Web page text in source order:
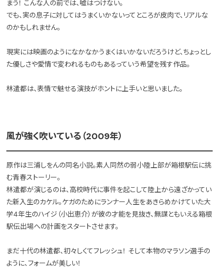
まう！ こんな人の前では、嘘はつけない。
でも、実の息子に対してはうまくいかないってところが皮肉で、リアルな
のかもしれません。
現実には映画のようになかなかうまくはいかないだろうけど、ちょっとし
た優しさや愛情で変われるものもあるっていう希望を残す作品。
林遣都は、表情で魅せる演技がホントに上手いと思いました。
風が強く吹いている（2009年）
原作は三浦しをんの同名小説。素人同然の弱小陸上部が箱根駅伝に挑
む青春ストーリー。
林遣都が演じるのは、高校時代に事件を起こして陸上から遠ざかってい
た新入生のカケル。ケガのためにランナー人生をあきらめかけていた大
学4年生のハイジ（小出恵介）が彼の才能を見抜き、無謀ともいえる箱根
駅伝出場への計画をスタートさせます。
まだ十代の林遣都、初々しくてフレッシュ！ そして本物のマラソン選手の
ように、フォームが美しい！